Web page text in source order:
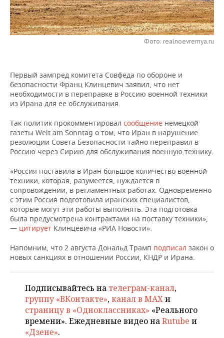
НЕФТЕХИМИЯ
НЕФТЬ
ЭНЕРГЕТИКА
РОЗНИЧНАЯ ТОРГОВЛЯ
НОВОСТИ ТЕХНОЛОГИЙ
ТЕЛЕКОММУНИКАЦИИ
МЕРОПРИЯТИЯ
БИЗНЕС-БРАНЧИ
ONLINE-КОНФЕРЕНЦИИ
ОТКРЫТАЯ ЛЕКЦИЯ
ФУТБОЛ
ХОККЕЙ
БАСКЕТБОЛ
ВОЛЕЙБОЛ
КИБЕРСПОРТ
ФИГУРНОЕ КАТАНИЕ
ВОДНЫЕ ВИДЫ СПОРТА
ХОККЕЙ С МЯЧОМ
НОВОСТИ ОБЩЕСТВА
ВЛАСТЬ
ИНФРАСТРУКТУРА
ИСТОРИЯ
КУЛЬТУРА
МЕДИЦИНА
ОБРАЗОВАНИЕ
ПРОИСШЕСТВИЯ
ФОТОГАЛЕРЕЯ
СПРАВОЧНИК
СПИСОК ПЕРСОН
СПИСОК КОМПАНИЙ
ПОЛНАЯ ВЕРСИЯ
Фото: realnoevremya.ru
Первый зампред комитета Совфеда по обороне и
безопасности Франц Клинцевич заявил, что нет
необходимости в переправке в Россию военной техники
из Ирана для ее обслуживания.
Так политик прокомментировал сообщение немецкой
газеты Welt am Sonntag о том, что Иран в нарушение
резолюции Совета Безопасности тайно переправил в
Россию через Сирию для обслуживания военную технику.
«Россия поставила в Иран большое количество военной
техники, которая, разумеется, нуждается в
сопровождении, в регламентных работах. Одновременно
с этим Россия подготовила иранских специалистов,
которые могут эти работы выполнять. Эта подготовка
была предусмотрена контрактами на поставку техники»,
— цитирует Клинцевича «РИА Новости».
Напомним, что 2 августа Дональд Трамп подписал закон о
новых санкциях в отношении России, КНДР и Ирана.
Подписывайтесь на телеграм-канал,
группу «ВКонтакте»,канал в MAXи
страницу в «Одноклассниках» «Реального
времени». Ежедневные видео наRutube и
«Дзене».